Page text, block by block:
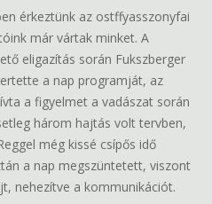
érkeztünk az ostffyasszonyfai
már vártak minket. A
eligazítás során Fukszberger
a nap programját, az
a figyelmet a vadászat során
három hajtás volt tervben,
még kissé csípős idő
a nap megszüntetett, viszont
nehezítve a kommunikációt.